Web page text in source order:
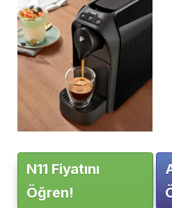
N11 Fiyatını
Öğren!